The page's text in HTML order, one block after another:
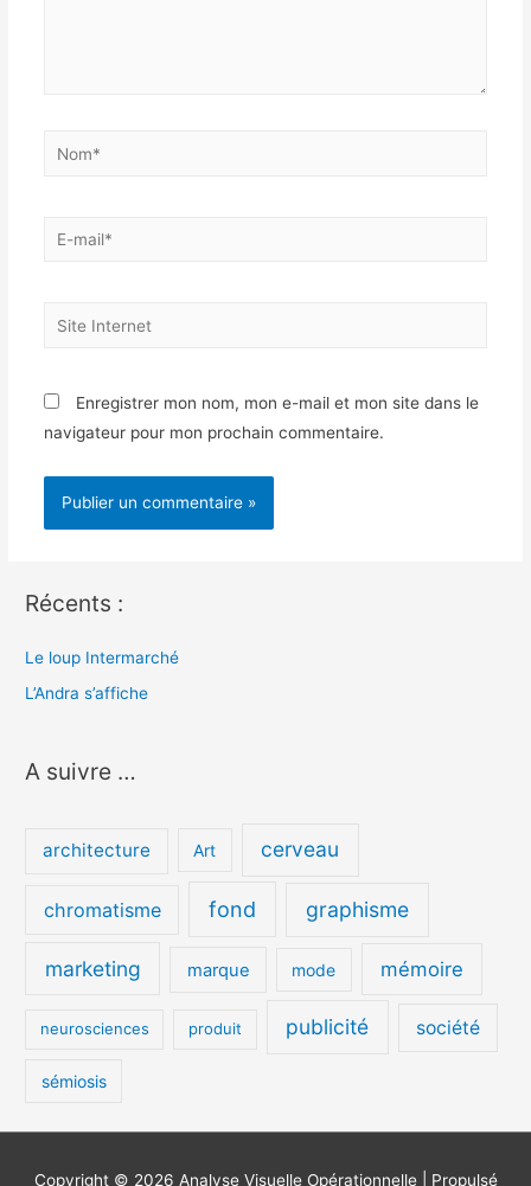
Nom*
E-
Site
Enregistrer mon nom, mon e-mail et mon site dans le
navigateur pour mon prochain commentaire.
Récents :
Le loup Intermarché
L’Andra s’affiche
A suivre …
architecture Art cerveau
chromatisme fond graphisme
marketing marque mode mémoire
neurosciences produit publicité société
sémiosis
Copyright © 2026 Analyse Visuelle Opérationnelle| Propulsé